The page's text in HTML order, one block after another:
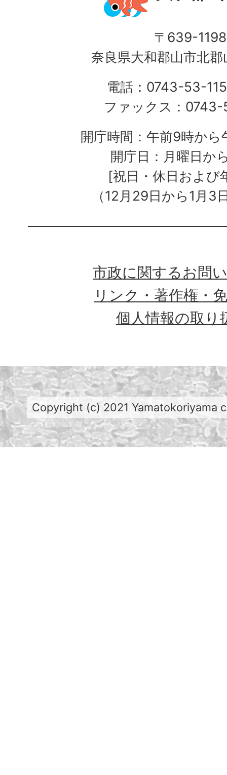
〒639-1198
奈良県大和郡山市北
電話：0743-53-
ファックス：
開庁時間：午前9時か
開庁日：月曜日か
[祝日・休日および
（12月29日から1月3
市政に関するお問
リンク・著作権・
個人情報の取り
Copyright (c) 2021 Yamatokoriyama